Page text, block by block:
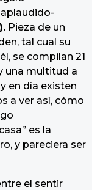
Pieza de un
tal cual su
se compilan 21
una multitud a
en día existen
a ver así, cómo
es la
y pareciera ser
el sentir